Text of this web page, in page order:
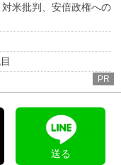
米批判、安倍政権への
PR
送る